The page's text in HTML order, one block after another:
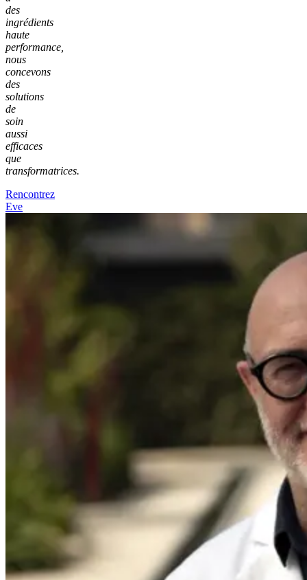
des
ingrédients
haute
performance,
nous
concevons
des
solutions
de
soin
aussi
efficaces
que
transformatrices.
Rencontrez
Eve